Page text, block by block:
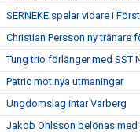
SERNEKE spelar vidare i
Christian Persson ny tränare
Tung trio förlänger med SST
Patric mot nya utmaningar
Ungdomslag intar Varberg
Jakob Ohlsson belönas